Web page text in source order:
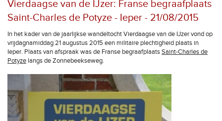
Vierdaagse van de IJzer: Franse begraafplaats
Saint-Charles de Potyze - Ieper - 21/08/2015
In het kader van de jaarlijkse wandeltocht Vierdaagse van de IJzer vond op
vrijdagnamiddag 21 augustus 2015 een militaire plechtigheid plaats in
Ieper. Plaats van afspraak was de Franse begraafplaatsSaint-Charles de
Potyze langs de Zonnebeekseweg.